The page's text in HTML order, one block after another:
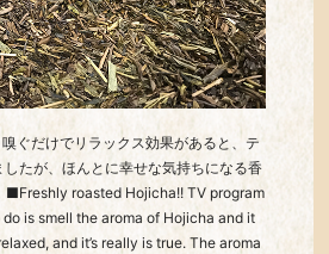
ぐだけでリラックス効果があると、テ
たが、ほんとに幸せな気持ちになる香
■Freshly roasted Hojicha!! TV program
is smell the aroma of Hojicha and it
and it’s really is true. The aroma